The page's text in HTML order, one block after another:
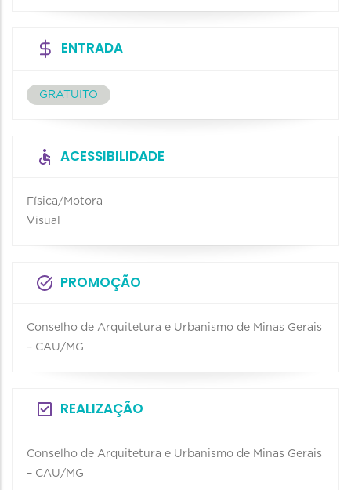
ENTRADA
GRATUITO
ACESSIBILIDADE
Física/Motora
Visual
PROMOÇÃO
Conselho de Arquitetura e Urbanismo de Minas Gerais
– CAU/MG
REALIZAÇÃO
Conselho de Arquitetura e Urbanismo de Minas Gerais
– CAU/MG